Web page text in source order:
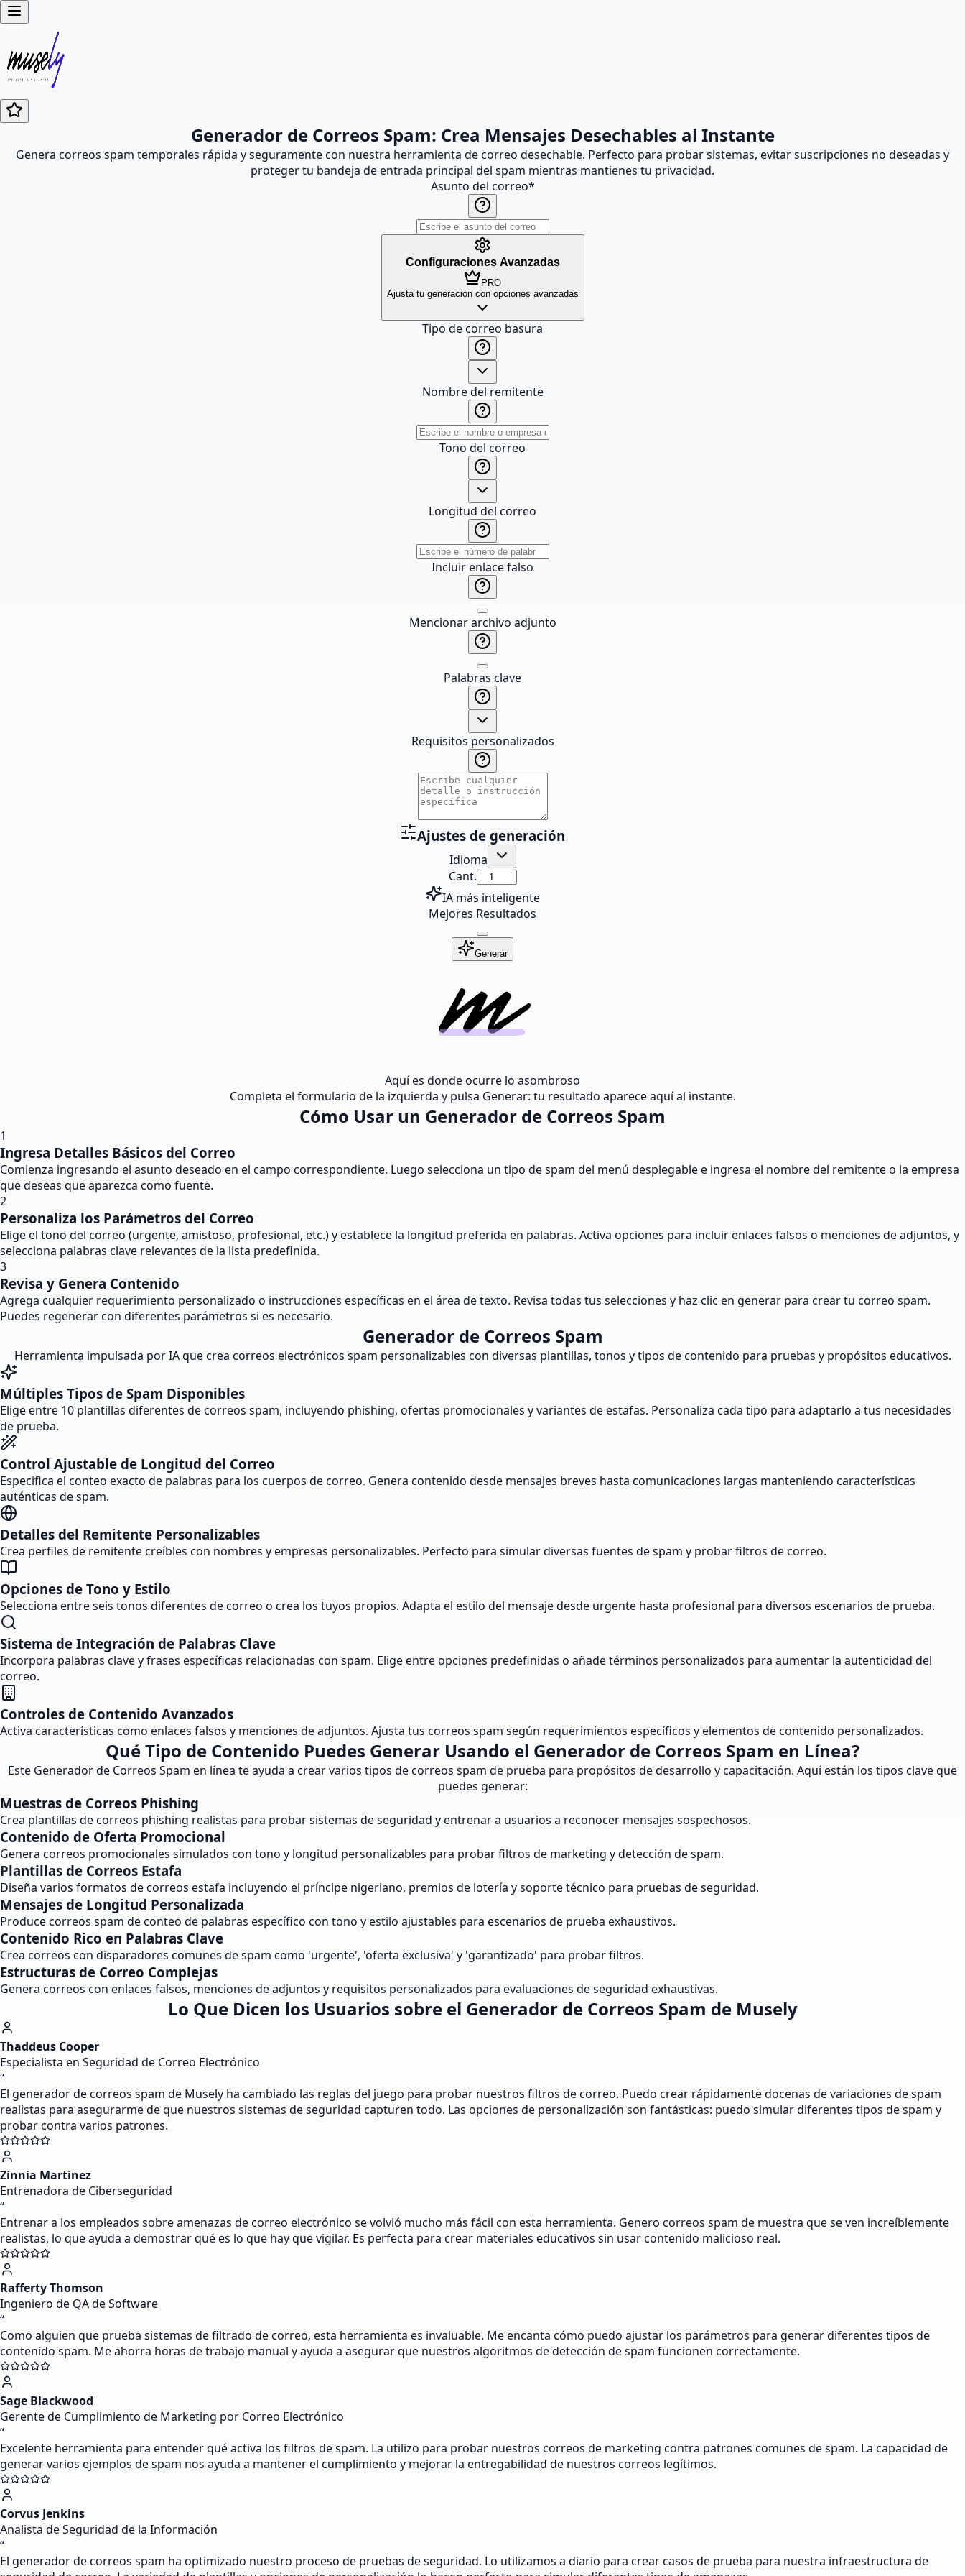
Generador de Correos Spam: Crea Mensajes Desechables al Instante
Genera correos spam temporales rápida y seguramente con nuestra herramienta de correo desechable. Perfecto para probar sistemas, evitar suscripciones no deseadas y
proteger tu bandeja de entrada principal del spam mientras mantienes tu privacidad.
Asunto del correo*
Configuraciones Avanzadas
PRO
Ajusta tu generación con opciones avanzadas
Tipo de correo basura
Nombre del remitente
Tono del correo
Longitud del correo
Incluir enlace falso
Mencionar archivo adjunto
Palabras clave
Requisitos personalizados
Ajustes de generación
Idioma
Cant.
IA más inteligente
Mejores Resultados
Generar
Aquí es donde ocurre lo asombroso
Completa el formulario de la izquierda y pulsa Generar: tu resultado aparece aquí al instante.
Cómo Usar un Generador de Correos Spam
1
Ingresa Detalles Básicos del Correo
Comienza ingresando el asunto deseado en el campo correspondiente. Luego selecciona un tipo de spam del menú desplegable e ingresa el nombre del remitente o la empresa
que deseas que aparezca como fuente.
2
Personaliza los Parámetros del Correo
Elige el tono del correo (urgente, amistoso, profesional, etc.) y establece la longitud preferida en palabras. Activa opciones para incluir enlaces falsos o menciones de adjuntos, y
selecciona palabras clave relevantes de la lista predefinida.
3
Revisa y Genera Contenido
Agrega cualquier requerimiento personalizado o instrucciones específicas en el área de texto. Revisa todas tus selecciones y haz clic en generar para crear tu correo spam.
Puedes regenerar con diferentes parámetros si es necesario.
Generador de Correos Spam
Herramienta impulsada por IA que crea correos electrónicos spam personalizables con diversas plantillas, tonos y tipos de contenido para pruebas y propósitos educativos.
Múltiples Tipos de Spam Disponibles
Elige entre 10 plantillas diferentes de correos spam, incluyendo phishing, ofertas promocionales y variantes de estafas. Personaliza cada tipo para adaptarlo a tus necesidades
de prueba.
Control Ajustable de Longitud del Correo
Especifica el conteo exacto de palabras para los cuerpos de correo. Genera contenido desde mensajes breves hasta comunicaciones largas manteniendo características
auténticas de spam.
Detalles del Remitente Personalizables
Crea perfiles de remitente creíbles con nombres y empresas personalizables. Perfecto para simular diversas fuentes de spam y probar filtros de correo.
Opciones de Tono y Estilo
Selecciona entre seis tonos diferentes de correo o crea los tuyos propios. Adapta el estilo del mensaje desde urgente hasta profesional para diversos escenarios de prueba.
Sistema de Integración de Palabras Clave
Incorpora palabras clave y frases específicas relacionadas con spam. Elige entre opciones predefinidas o añade términos personalizados para aumentar la autenticidad del
correo.
Controles de Contenido Avanzados
Activa características como enlaces falsos y menciones de adjuntos. Ajusta tus correos spam según requerimientos específicos y elementos de contenido personalizados.
Qué Tipo de Contenido Puedes Generar Usando el Generador de Correos Spam en Línea?
Este Generador de Correos Spam en línea te ayuda a crear varios tipos de correos spam de prueba para propósitos de desarrollo y capacitación. Aquí están los tipos clave que
puedes generar:
Muestras de Correos Phishing
Crea plantillas de correos phishing realistas para probar sistemas de seguridad y entrenar a usuarios a reconocer mensajes sospechosos.
Contenido de Oferta Promocional
Genera correos promocionales simulados con tono y longitud personalizables para probar filtros de marketing y detección de spam.
Plantillas de Correos Estafa
Diseña varios formatos de correos estafa incluyendo el príncipe nigeriano, premios de lotería y soporte técnico para pruebas de seguridad.
Mensajes de Longitud Personalizada
Produce correos spam de conteo de palabras específico con tono y estilo ajustables para escenarios de prueba exhaustivos.
Contenido Rico en Palabras Clave
Crea correos con disparadores comunes de spam como 'urgente', 'oferta exclusiva' y 'garantizado' para probar filtros.
Estructuras de Correo Complejas
Genera correos con enlaces falsos, menciones de adjuntos y requisitos personalizados para evaluaciones de seguridad exhaustivas.
Lo Que Dicen los Usuarios sobre el Generador de Correos Spam de Musely
Thaddeus Cooper
Especialista en Seguridad de Correo Electrónico
“
El generador de correos spam de Musely ha cambiado las reglas del juego para probar nuestros filtros de correo. Puedo crear rápidamente docenas de variaciones de spam
realistas para asegurarme de que nuestros sistemas de seguridad capturen todo. Las opciones de personalización son fantásticas: puedo simular diferentes tipos de spam y
probar contra varios patrones.
Zinnia Martinez
Entrenadora de Ciberseguridad
“
Entrenar a los empleados sobre amenazas de correo electrónico se volvió mucho más fácil con esta herramienta. Genero correos spam de muestra que se ven increíblemente
realistas, lo que ayuda a demostrar qué es lo que hay que vigilar. Es perfecta para crear materiales educativos sin usar contenido malicioso real.
Rafferty Thomson
Ingeniero de QA de Software
“
Como alguien que prueba sistemas de filtrado de correo, esta herramienta es invaluable. Me encanta cómo puedo ajustar los parámetros para generar diferentes tipos de
contenido spam. Me ahorra horas de trabajo manual y ayuda a asegurar que nuestros algoritmos de detección de spam funcionen correctamente.
Sage Blackwood
Gerente de Cumplimiento de Marketing por Correo Electrónico
“
Excelente herramienta para entender qué activa los filtros de spam. La utilizo para probar nuestros correos de marketing contra patrones comunes de spam. La capacidad de
generar varios ejemplos de spam nos ayuda a mantener el cumplimiento y mejorar la entregabilidad de nuestros correos legítimos.
Corvus Jenkins
Analista de Seguridad de la Información
“
El generador de correos spam ha optimizado nuestro proceso de pruebas de seguridad. Lo utilizamos a diario para crear casos de prueba para nuestra infraestructura de